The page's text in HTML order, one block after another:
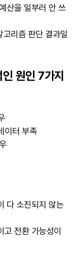
산을 일부러 안 쓰
리즘 판단 결과일
원인 7가지
이터 부족
다 소진되지 않는
고 전환 가능성이